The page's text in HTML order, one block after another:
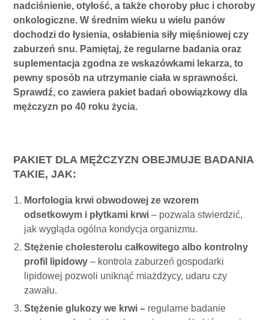
nadciśnienie, otyłość, a także choroby płuc i choroby
onkologiczne. W średnim wieku u wielu panów
dochodzi do łysienia, osłabienia siły mięśniowej czy
zaburzeń snu. Pamiętaj, że regularne badania oraz
suplementacja zgodna ze wskazówkami lekarza, to
pewny sposób na utrzymanie ciała w sprawności.
Sprawdź, co zawiera pakiet badań obowiązkowy dla
mężczyzn po 40 roku życia.
PAKIET DLA MĘŻCZYZN OBEJMUJE BADANIA
TAKIE, JAK:
Morfologia krwi obwodowej ze wzorem
odsetkowym i płytkami krwi– pozwala stwierdzić,
jak wygląda ogólna kondycja organizmu.
Stężenie cholesterolu całkowitego albo kontrolny
profil lipidowy– kontrola zaburzeń gospodarki
lipidowej pozwoli uniknąć miażdżycy, udaru czy
zawału.
Stężenie glukozy we krwi – regularne badanie